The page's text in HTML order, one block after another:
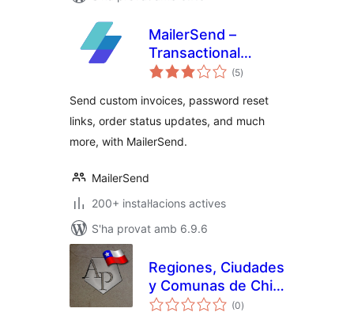
MailerSend –
Transactional
emails for
(5puntuacions
totals
)
Send custom invoices, password reset
links, order status updates, and much
more, with MailerSend.
MailerSend
200+ instal·lacions actives
S'ha provat amb 6.9.6
Regiones, Ciudades
y Comunas de Chile
para
(0puntuacions
totals
)